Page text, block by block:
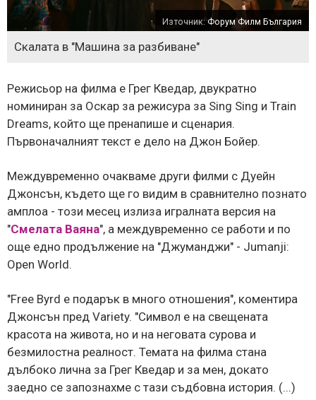
Източник:Форум Филм България
Скалата в "Машина за разбиване"
Режисьор на филма е Грег Кведар, двукратно
номиниран за Оскар за режисура за Sing Sing и Train
Dreams, който ще пренапише и сценария.
Първоначалният текст е дело на Джон Бойер.
Междувременно очакваме други филми с Дуейн
Джонсън, където ще го видим в сравнително познато
амплоа - този месец излиза игралната версия на
"Смелата Ваяна", а междувременно се работи и по
още едно продължение на "Джуманджи" - Jumanji:
Open World.
"Free Byrd е подарък в много отношения", коментира
Джонсън пред Variety. "Символ е на свещената
красота на живота, но и на неговата сурова и
безмилостна реалност. Темата на филма стана
дълбоко лична за Грег Кведар и за мен, докато
заедно се запознахме с тази съдбовна история. (...)